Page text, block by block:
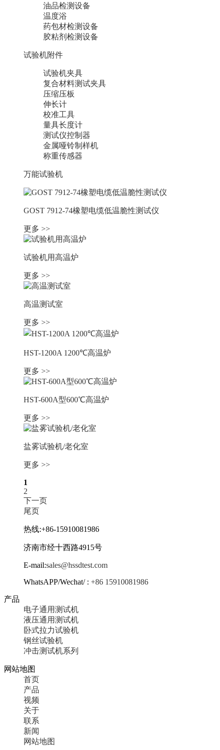
油品检测设备
温度浴
药包材检测设备
胶粘剂检测设备
试验机附件
试验机夹具
复合材料测试夹具
压缩压板
伸长计
校准工具
量具长度计
测试仪控制器
金属哑铃制样机
称重传感器
万能试验机
GOST 7912-74橡塑电缆低温脆性测试仪
更多 >>
试验机用高温炉
更多 >>
高温测试室
更多 >>
HST-1200A 1200℃高温炉
更多 >>
HST-600A型600℃高温炉
更多 >>
盐雾试验机/老化室
更多 >>
1
2
下一页
尾页
热线:+86-15910081986
济南市经十西路4915号
E-mail:sales@hssdtest.com
WhatsAPP/Wechat/ : +86 15910081986
产品
电子通用测试机
液压通用测试机
卧式拉力试验机
钢丝试验机
冲击测试机系列
网站地图
首页
产品
视频
关于
联系
新闻
网站地图